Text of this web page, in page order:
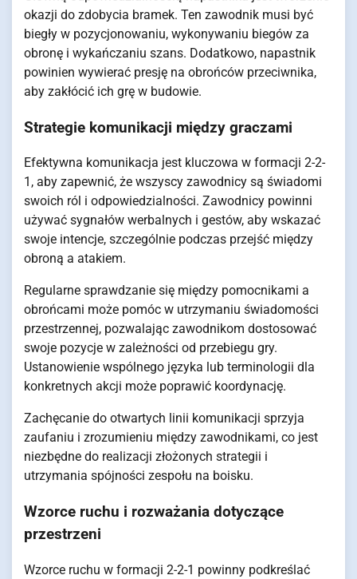
okazji do zdobycia bramek. Ten zawodnik musi być
biegły w pozycjonowaniu, wykonywaniu biegów za
obronę i wykańczaniu szans. Dodatkowo, napastnik
powinien wywierać presję na obrońców przeciwnika,
aby zakłócić ich grę w budowie.
Strategie komunikacji między graczami
Efektywna komunikacja jest kluczowa w formacji 2-2-
1, aby zapewnić, że wszyscy zawodnicy są świadomi
swoich ról i odpowiedzialności. Zawodnicy powinni
używać sygnałów werbalnych i gestów, aby wskazać
swoje intencje, szczególnie podczas przejść między
obroną a atakiem.
Regularne sprawdzanie się między pomocnikami a
obrońcami może pomóc w utrzymaniu świadomości
przestrzennej, pozwalając zawodnikom dostosować
swoje pozycje w zależności od przebiegu gry.
Ustanowienie wspólnego języka lub terminologii dla
konkretnych akcji może poprawić koordynację.
Zachęcanie do otwartych linii komunikacji sprzyja
zaufaniu i zrozumieniu między zawodnikami, co jest
niezbędne do realizacji złożonych strategii i
utrzymania spójności zespołu na boisku.
Wzorce ruchu i rozważania dotyczące
przestrzeni
Wzorce ruchu w formacji 2-2-1 powinny podkreślać